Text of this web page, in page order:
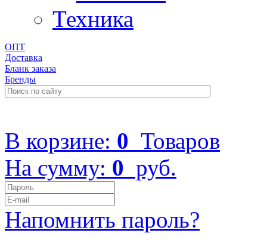
Техника
ОПТ
Доставка
Бланк заказа
Бренды
В корзине: 0 Товаров
На сумму: 0 руб.
Напомнить пароль?